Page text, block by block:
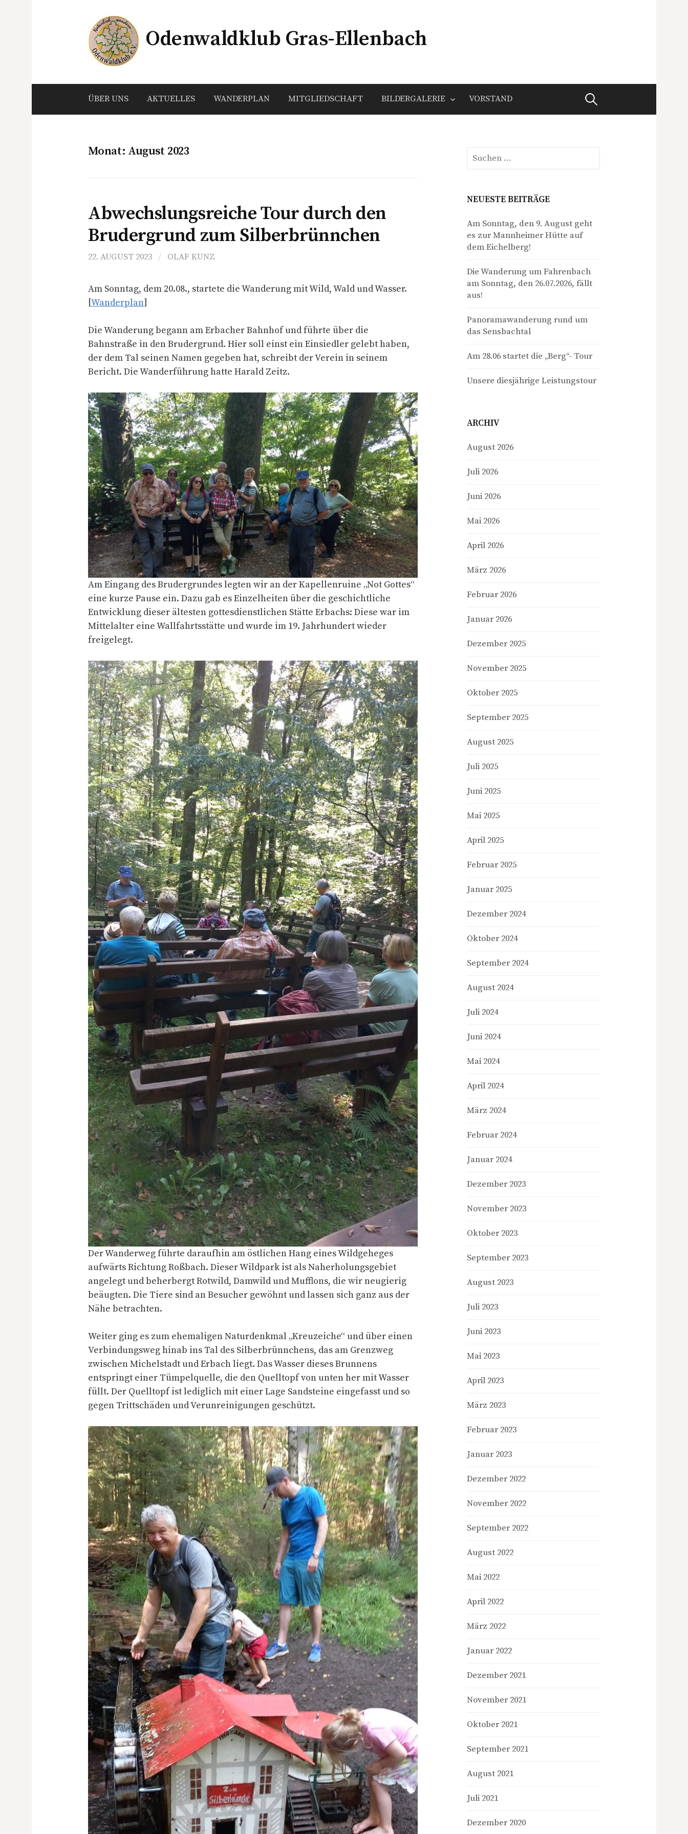
Odenwaldklub Gras-Ellenbach
ÜBER UNS AKTUELLES WANDERPLAN MITGLIEDSCHAFT BILDERGALERIE VORSTAND Suchen
Monat: August 2023
Abwechslungsreiche Tour durch den
Brudergrund zum Silberbrünnchen
22. AUGUST 2023 / OLAF KUNZ
Am Sonntag, dem 20.08., startete die Wanderung mit Wild, Wald und Wasser.
[Wanderplan]
Die Wanderung begann am Erbacher Bahnhof und führte über die
Bahnstraße in den Brudergrund. Hier soll einst ein Einsiedler gelebt haben,
der dem Tal seinen Namen gegeben hat, schreibt der Verein in seinem
Bericht. Die Wanderführung hatte Harald Zeitz.
Am Eingang des Brudergrundes legten wir an der Kapellenruine „Not Gottes“
eine kurze Pause ein. Dazu gab es Einzelheiten über die geschichtliche
Entwicklung dieser ältesten gottesdienstlichen Stätte Erbachs: Diese war im
Mittelalter eine Wallfahrtsstätte und wurde im 19. Jahrhundert wieder
freigelegt.
Der Wanderweg führte daraufhin am östlichen Hang eines Wildgeheges
aufwärts Richtung Roßbach. Dieser Wildpark ist als Naherholungsgebiet
angelegt und beherbergt Rotwild, Damwild und Mufflons, die wir neugierig
beäugten. Die Tiere sind an Besucher gewöhnt und lassen sich ganz aus der
Nähe betrachten.
Weiter ging es zum ehemaligen Naturdenkmal „Kreuzeiche“ und über einen
Verbindungsweg hinab ins Tal des Silberbrünnchens, das am Grenzweg
zwischen Michelstadt und Erbach liegt. Das Wasser dieses Brunnens
entspringt einer Tümpelquelle, die den Quelltopf von unten her mit Wasser
füllt. Der Quelltopf ist lediglich mit einer Lage Sandsteine eingefasst und so
gegen Trittschäden und Verunreinigungen geschützt.
Suchen
nach:
NEUESTE BEITRÄGE
Am Sonntag, den 9. August geht
es zur Mannheimer Hütte auf
dem Eichelberg!
Die Wanderung um Fahrenbach
am Sonntag, den 26.07.2026, fällt
aus!
Panoramawanderung rund um
das Sensbachtal
Am 28.06 startet die „Berg“- Tour
Unsere diesjährige Leistungstour
ARCHIV
August 2026
Juli 2026
Juni 2026
Mai 2026
April 2026
März 2026
Februar 2026
Januar 2026
Dezember 2025
November 2025
Oktober 2025
September 2025
August 2025
Juli 2025
Juni 2025
Mai 2025
April 2025
Februar 2025
Januar 2025
Dezember 2024
Oktober 2024
September 2024
August 2024
Juli 2024
Juni 2024
Mai 2024
April 2024
März 2024
Februar 2024
Januar 2024
Dezember 2023
November 2023
Oktober 2023
September 2023
August 2023
Juli 2023
Juni 2023
Mai 2023
April 2023
März 2023
Februar 2023
Januar 2023
Dezember 2022
November 2022
September 2022
August 2022
Mai 2022
April 2022
März 2022
Januar 2022
Dezember 2021
November 2021
Oktober 2021
September 2021
August 2021
Juli 2021
Dezember 2020